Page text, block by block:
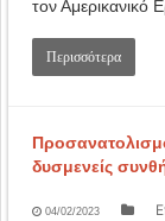
τον Αμερικανικό
Περισσότερα
δυσμενείς
04/02/2023